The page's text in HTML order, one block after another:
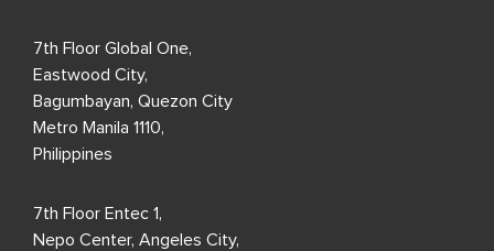
7th Floor Global One,
Eastwood City,
Bagumbayan, Quezon City
Metro Manila 1110,
Philippines
7th Floor Entec 1,
Nepo Center, Angeles City,